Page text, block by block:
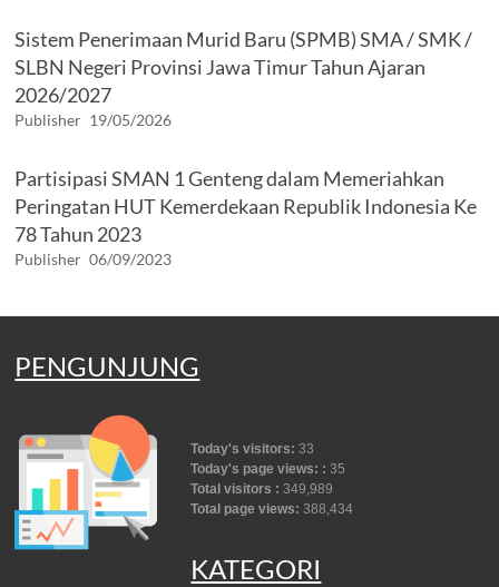
Sistem Penerimaan Murid Baru (SPMB) SMA / SMK /
SLBN Negeri Provinsi Jawa Timur Tahun Ajaran
2026/2027
Publisher 19/05/2026
Partisipasi SMAN 1 Genteng dalam Memeriahkan
Peringatan HUT Kemerdekaan Republik Indonesia Ke
78 Tahun 2023
Publisher 06/09/2023
PENGUNJUNG
Today's visitors:33
Today's page views: :35
Total visitors :349,989
Total page views:388,434
KATEGORI